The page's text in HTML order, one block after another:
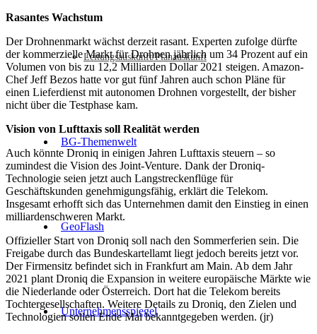
Leitungsauskunft/Planauskunft
BG-Themenwelt
GeoFlash
Unternehmensspiegel
Rasantes Wachstum
Der Drohnenmarkt wächst derzeit rasant. Experten zufolge dürfte
der kommerzielle Markt für Drohnen jährlich um 34 Prozent auf ein
Volumen von bis zu 12,2 Milliarden Dollar 2021 steigen. Amazon-
Chef Jeff Bezos hatte vor gut fünf Jahren auch schon Pläne für
einen Lieferdienst mit autonomen Drohnen vorgestellt, der bisher
nicht über die Testphase kam.
Vision von Lufttaxis soll Realität werden
Auch könnte Droniq in einigen Jahren Lufttaxis steuern – so
zumindest die Vision des Joint-Venture. Dank der Droniq-
Technologie seien jetzt auch Langstreckenflüge für
Geschäftskunden genehmigungsfähig, erklärt die Telekom.
Insgesamt erhofft sich das Unternehmen damit den Einstieg in einen
milliardenschweren Markt.
Offizieller Start von Droniq soll nach den Sommerferien sein. Die
Freigabe durch das Bundeskartellamt liegt jedoch bereits jetzt vor.
Der Firmensitz befindet sich in Frankfurt am Main. Ab dem Jahr
2021 plant Droniq die Expansion in weitere europäische Märkte wie
die Niederlande oder Österreich. Dort hat die Telekom bereits
Tochtergesellschaften. Weitere Details zu Droniq, den Zielen und
Technologien sollen Ende Mai bekanntgegeben werden. (jr)